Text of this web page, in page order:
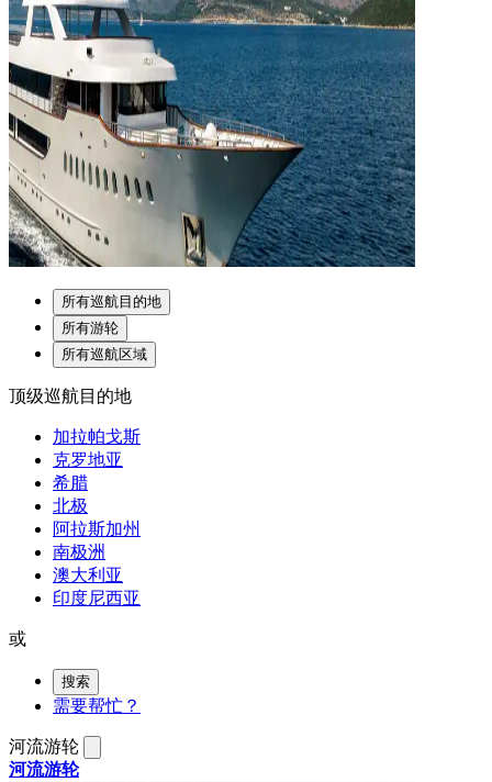
所有巡航目的地
所有游轮
所有巡航区域
顶级巡航目的地
加拉帕戈斯
克罗地亚
希腊
北极
阿拉斯加州
南极洲
澳大利亚
印度尼西亚
或
搜索
需要帮忙？
河流游轮
河流游轮